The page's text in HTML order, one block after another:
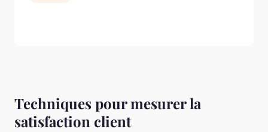
Techniques pour mesurer la
satisfaction client